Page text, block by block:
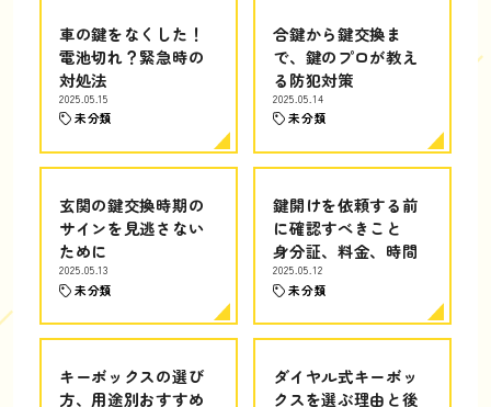
車の鍵をなくした！
電池切れ？緊急時の
対処法
2025.05.15
未分類
合鍵から鍵交換ま
で、鍵のプロが教え
る防犯対策
2025.05.14
未分類
玄関の鍵交換時期の
サインを見逃さない
ために
2025.05.13
未分類
鍵開けを依頼する前
に確認すべきこと
身分証、料金、時間
2025.05.12
未分類
キーボックスの選び
方、用途別おすすめ
ダイヤル式キーボッ
クスを選ぶ理由と後